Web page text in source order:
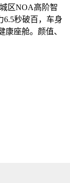
区NOA高阶智
6.5秒破百，车身
康座舱。颜值、